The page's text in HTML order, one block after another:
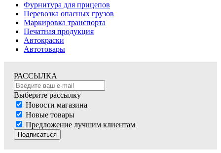
Фурнитура для прицепов
Перевозка опасных грузов
Маркировка транспорта
Печатная продукция
Автокраски
Автотовары
РАССЫЛКА
Выберите рассылку
Новости магазина
Новые товары
Предложение лучшим клиентам
Подписаться